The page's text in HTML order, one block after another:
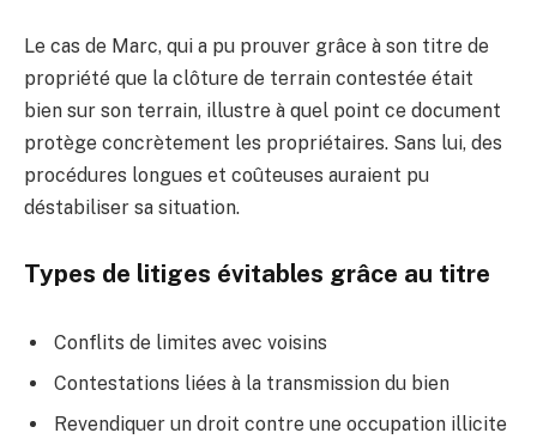
Le cas de Marc, qui a pu prouver grâce à son titre de
propriété que la clôture de terrain contestée était
bien sur son terrain, illustre à quel point ce document
protège concrètement les propriétaires. Sans lui, des
procédures longues et coûteuses auraient pu
déstabiliser sa situation.
Types de litiges évitables grâce au titre
Conflits de limites avec voisins
Contestations liées à la transmission du bien
Revendiquer un droit contre une occupation illicite